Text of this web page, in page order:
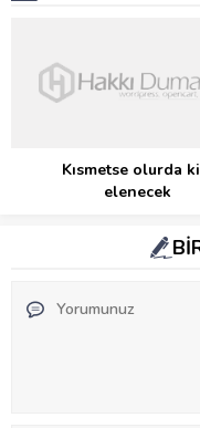
Kısmetse olurda
elenecek